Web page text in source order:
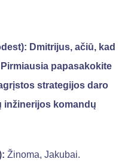
Dmitrijus, ačiū, kad
papasakokite
strategijos daro
inžinerijos komandų
Žinoma, Jakubai.